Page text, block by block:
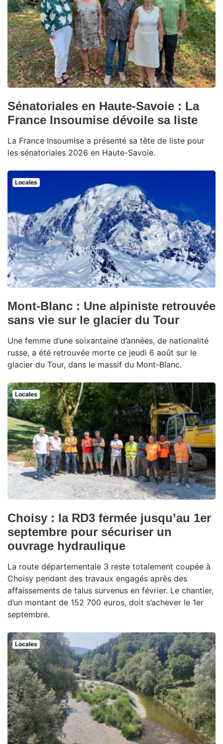
Sénatoriales en Haute-Savoie : La
France Insoumise dévoile sa liste
La France Insoumise a présenté sa tête de liste pour
les sénatoriales 2026 en Haute-Savoie.
Locales
Mont-Blanc : Une alpiniste retrouvée
sans vie sur le glacier du Tour
Une femme d’une soixantaine d’années, de nationalité
russe, a été retrouvée morte ce jeudi 6 août sur le
glacier du Tour, dans le massif du Mont-Blanc.
Locales
Choisy : la RD3 fermée jusqu’au 1er
septembre pour sécuriser un
ouvrage hydraulique
La route départementale 3 reste totalement coupée à
Choisy pendant des travaux engagés après des
affaissements de talus survenus en février. Le chantier,
d’un montant de 152 700 euros, doit s’achever le 1er
septembre.
Locales